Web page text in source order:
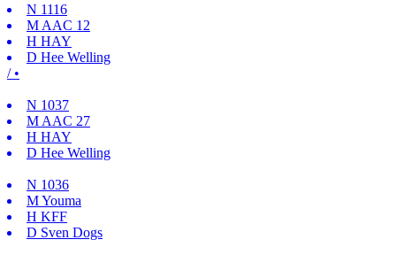
N 1116
M AAC 12
H HAY
D Hee Welling
/ •
N 1037
M AAC 27
H HAY
D Hee Welling
N 1036
MYouma
H KFF
D Sven Dogs